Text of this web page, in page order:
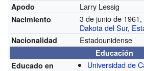
Apodo
Larry Lessig
Nacimiento
3 de junio de
Dakota del Sur,
Nacionalidad Estadounidense
Educación
Educado en
Universidad de